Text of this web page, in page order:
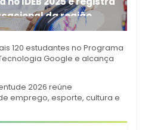
da região
120 estudantes no Programa
Google e alcança
2026 reúne
emprego, esporte, cultura e